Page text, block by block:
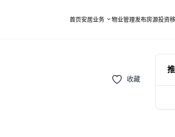
首页安居业务 物业管理发布房源投资
收藏